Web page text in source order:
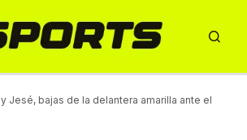
Jesé, bajas de la delantera amarilla ante el